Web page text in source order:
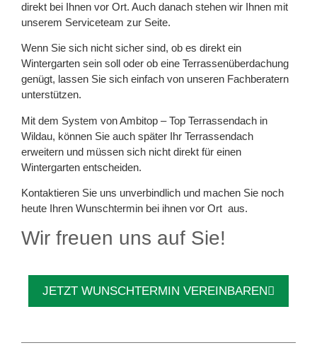
direkt bei Ihnen vor Ort. Auch danach stehen wir Ihnen mit
unserem Serviceteam zur Seite.
Wenn Sie sich nicht sicher sind, ob es direkt ein
Wintergarten sein soll oder ob eine Terrassenüberdachung
genügt, lassen Sie sich einfach von unseren Fachberatern
unterstützen.
Mit dem System von Ambitop – Top Terrassendach in
Wildau, können Sie auch später Ihr Terrassendach
erweitern und müssen sich nicht direkt für einen
Wintergarten entscheiden.
Kontaktieren Sie uns unverbindlich und machen Sie noch
heute Ihren Wunschtermin bei ihnen vor Ort aus.
Wir freuen uns auf Sie!
JETZT WUNSCHTERMIN VEREINBAREN